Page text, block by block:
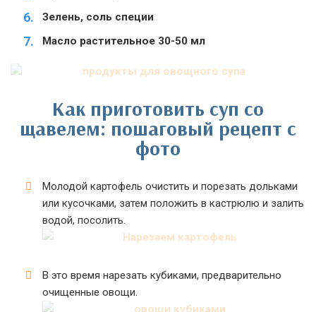
Зелень, соль специи
Масло растительное 30-50 мл
Как приготовить суп со
щавелем: пошаговый рецепт с
фото
Молодой картофель очистить и порезать дольками
или кусочками, затем положить в кастрюлю и залить
водой, посолить.
В это время нарезать кубиками, предварительно
очищенные овощи.